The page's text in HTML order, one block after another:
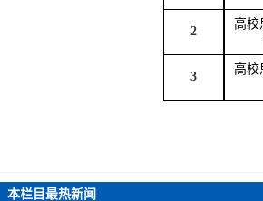
2
高校
3
高校
本栏目最热新闻